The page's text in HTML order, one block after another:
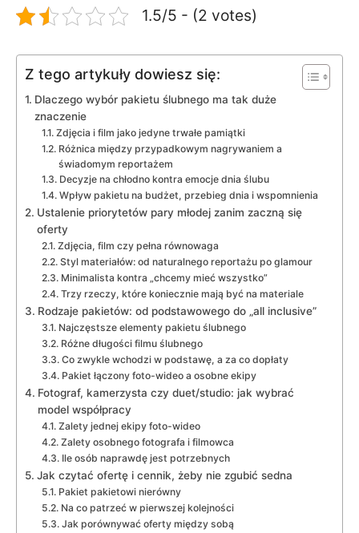
1.5/5 - (2 votes)
Z tego artykuły dowiesz się:
Dlaczego wybór pakietu ślubnego ma tak duże
znaczenie
Zdjęcia i film jako jedyne trwałe pamiątki
Różnica między przypadkowym nagrywaniem a
świadomym reportażem
Decyzje na chłodno kontra emocje dnia ślubu
Wpływ pakietu na budżet, przebieg dnia i wspomnienia
Ustalenie priorytetów pary młodej zanim zaczną się
oferty
Zdjęcia, film czy pełna równowaga
Styl materiałów: od naturalnego reportażu po glamour
Minimalista kontra „chcemy mieć wszystko”
Trzy rzeczy, które koniecznie mają być na materiale
Rodzaje pakietów: od podstawowego do „all inclusive”
Najczęstsze elementy pakietu ślubnego
Różne długości filmu ślubnego
Co zwykle wchodzi w podstawę, a za co dopłaty
Pakiet łączony foto-wideo a osobne ekipy
Fotograf, kamerzysta czy duet/studio: jak wybrać
model współpracy
Zalety jednej ekipy foto-wideo
Zalety osobnego fotografa i filmowca
Ile osób naprawdę jest potrzebnych
Jak czytać ofertę i cennik, żeby nie zgubić sedna
Pakiet pakietowi nierówny
Na co patrzeć w pierwszej kolejności
Jak porównywać oferty między sobą